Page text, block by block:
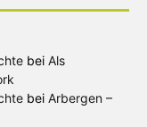
bei Als
bei Arbergen –